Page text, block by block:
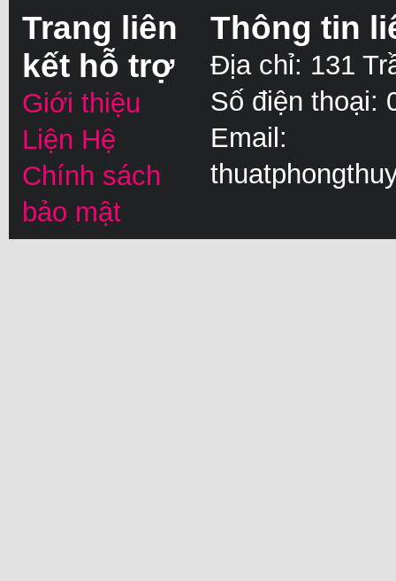
Trang liên
kết hỗ trợ
Giới thiệu
Liện Hệ
Chính sách
bảo mật
Thông tin
Địa chỉ: 131
Số điện thoại:
Email: